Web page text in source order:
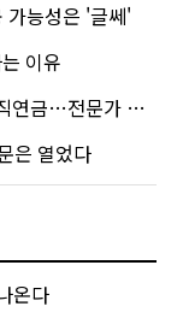
능성은 '글쎄'
이유
…전문가 조언은
은 열었다
온다